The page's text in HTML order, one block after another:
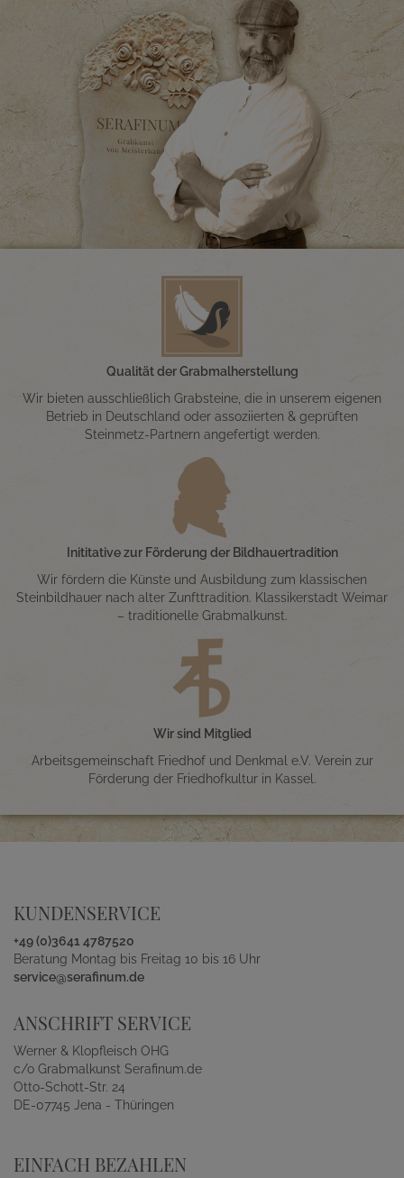
Qualität der Grabmalherstellung
Wir bieten ausschließlich Grabsteine, die in unserem eigenen
Betrieb in Deutschland oder assoziierten & geprüften
Steinmetz-Partnern angefertigt werden.
Inititative zur Förderung der Bildhauertradition
Wir fördern die Künste und Ausbildung zum klassischen
Steinbildhauer nach alter Zunfttradition. Klassikerstadt Weimar
– traditionelle Grabmalkunst.
Wir sind Mitglied
Arbeitsgemeinschaft Friedhof und Denkmal e.V. Verein zur
Förderung der Friedhofkultur in Kassel.
KUNDENSERVICE
+49 (0)3641 4787520
Beratung Montag bis Freitag 10 bis 16 Uhr
service@serafinum.de
ANSCHRIFT SERVICE
Werner & Klopfleisch OHG
c/o Grabmalkunst Serafinum.de
Otto-Schott-Str. 24
DE-07745 Jena - Thüringen
EINFACH BEZAHLEN